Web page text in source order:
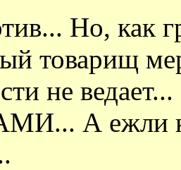
Но, как
товарищ
не
А ежли